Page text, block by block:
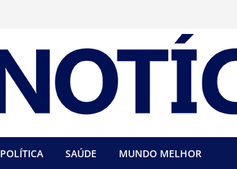
POLÍTICA SAÚDE MUNDO MELHOR